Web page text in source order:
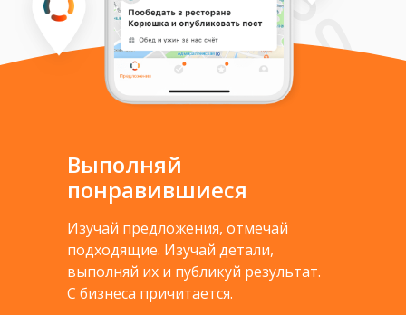
Изучай предложения, отмечай
подходящие. Изучай детали,
выполняй их и публикуй результат.
С бизнеса причитается.
Выполняй
понравившиеся